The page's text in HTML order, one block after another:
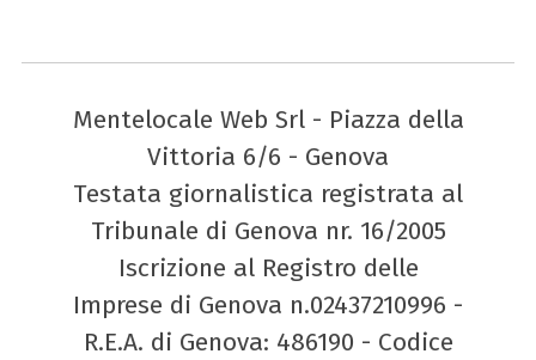
Mentelocale Web Srl - Piazza della
Vittoria 6/6 - Genova
Testata giornalistica registrata al
Tribunale di Genova nr. 16/2005
Iscrizione al Registro delle
Imprese di Genova n.02437210996 -
R.E.A. di Genova: 486190 - Codice